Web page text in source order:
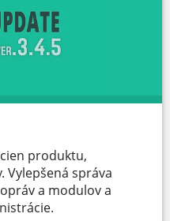
produktu,
Vylepšená správa
a modulov a